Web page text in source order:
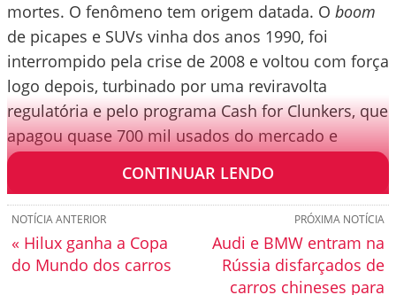
mortes. O fenômeno tem origem datada. O boom
de picapes e SUVs vinha dos anos 1990, foi
interrompido pela crise de 2008 e voltou com força
logo depois, turbinado por uma reviravolta
regulatória e pelo programa Cash for Clunkers, que
apagou quase 700 mil usados do mercado e
empurrou os compradores para modelos novos.
CONTINUAR LENDO
PRÓXIMA NOTÍCIA
Audi e BMW entram na
Rússia disfarçados de
carros chineses para
NOTÍCIA ANTERIOR
« Hilux ganha a Copa
do Mundo dos carros